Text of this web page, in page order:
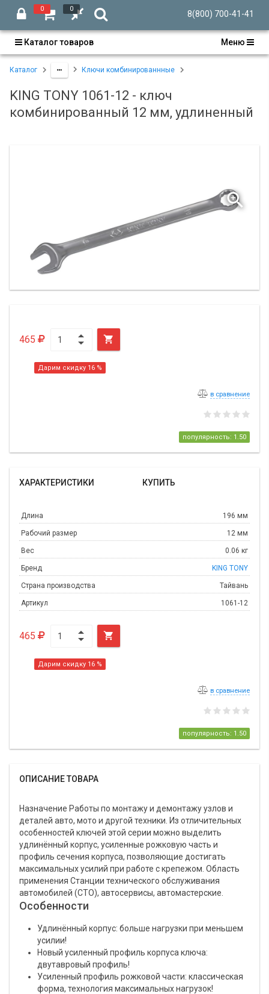
0 0
8(800) 700-41-41
Каталог товаров Меню
Каталог Ключи комбинированнные
KING TONY 1061-12 - ключ
комбинированный 12 мм, удлиненный
465 
Дарим скидку 16 %
в сравнение
популярность: 1.50
ХАРАКТЕРИСТИКИ КУПИТЬ
Длина 196 мм
Рабочий размер 12 мм
Вес 0.06 кг
Бренд KING TONY
Страна производства Тайвань
Артикул 1061-12
465 
Дарим скидку 16 %
в сравнение
популярность: 1.50
ОПИСАНИЕ ТОВАРА
Назначение Работы по монтажу и демонтажу узлов и
деталей авто, мото и другой техники. Из отличительных
особенностей ключей этой серии можно выделить
удлинённый корпус, усиленные рожковую часть и
профиль сечения корпуса, позволяющие достигать
максимальных усилий при работе с крепежом. Область
применения Станции технического обслуживания
автомобилей (СТО), автосервисы, автомастерские.
Особенности
Удлинённый корпус: больше нагрузки при меньшем
усилии!
Новый усиленный профиль корпуса ключа:
двутавровый профиль!
Усиленный профиль рожковой части: классическая
форма, технология максимальных нагрузок!